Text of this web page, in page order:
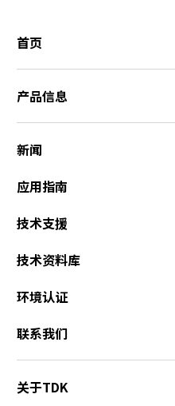
首页
产品信息
新闻
应用指南
技术支援
技术资料库
环境认证
联系我们
关于TDK